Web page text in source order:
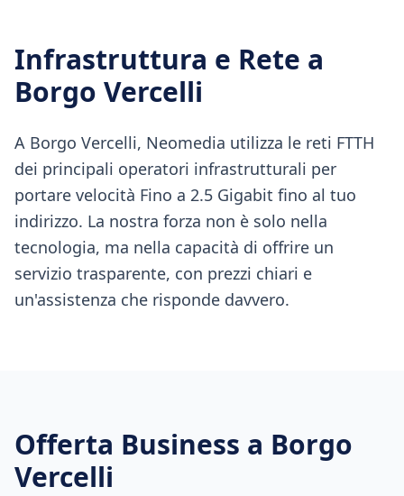
Infrastruttura e Rete a
Borgo Vercelli
A Borgo Vercelli, Neomedia utilizza le reti FTTH
dei principali operatori infrastrutturali per
portare velocità Fino a 2.5 Gigabit fino al tuo
indirizzo. La nostra forza non è solo nella
tecnologia, ma nella capacità di offrire un
servizio trasparente, con prezzi chiari e
un'assistenza che risponde davvero.
Offerta Business a Borgo
Vercelli